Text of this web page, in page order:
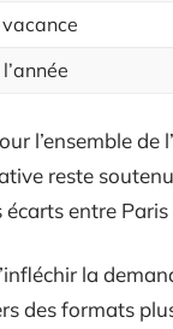
l’ensemble de
reste
écarts entre
la
des formats